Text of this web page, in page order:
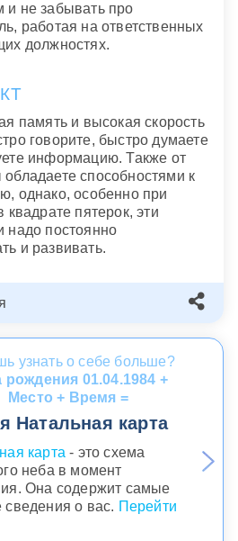
и не забывать про
работая на ответственных
должностях.
память и высокая скорость
говорите, быстро думаете
информацию. Также от
способностями к
однако, особенно при
квадрате пятерок, эти
надо постоянно
и развивать.
узнать о себе больше?
рождения 01.04.1984 +
Место + Время =
Натальная карта
карта - это схема
неба в момент
Она содержит самые
о вас. Перейти